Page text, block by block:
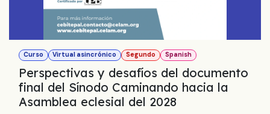
Curso Virtual asincrónico Segundo Spanish
Perspectivas y desafíos del documento
final del Sínodo Caminando hacia la
Asamblea eclesial del 2028